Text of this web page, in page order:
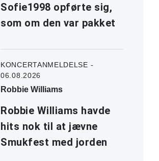
Sofie1998 opførte sig,
som om den var pakket
KONCERTANMELDELSE -
06.08.2026
Robbie Williams
Robbie Williams havde
hits nok til at jævne
Smukfest med jorden